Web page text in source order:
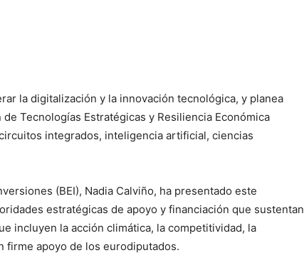
la digitalización y la innovación tecnológica, y planea
Tecnologías Estratégicas y Resiliencia Económica
integrados, inteligencia artificial, ciencias
(BEI), Nadia Calviño, ha presentado este
estratégicas de apoyo y financiación que sustentan
incluyen la acción climática, la competitividad, la
firme apoyo de los eurodiputados.